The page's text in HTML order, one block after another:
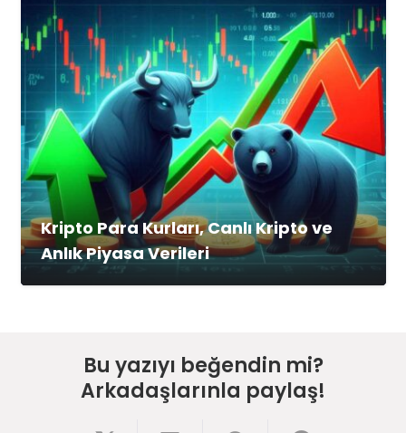
Kripto Para Kurları, Canlı Kripto ve
Anlık Piyasa Verileri
Bu yazıyı beğendin mi?
Arkadaşlarınla paylaş!